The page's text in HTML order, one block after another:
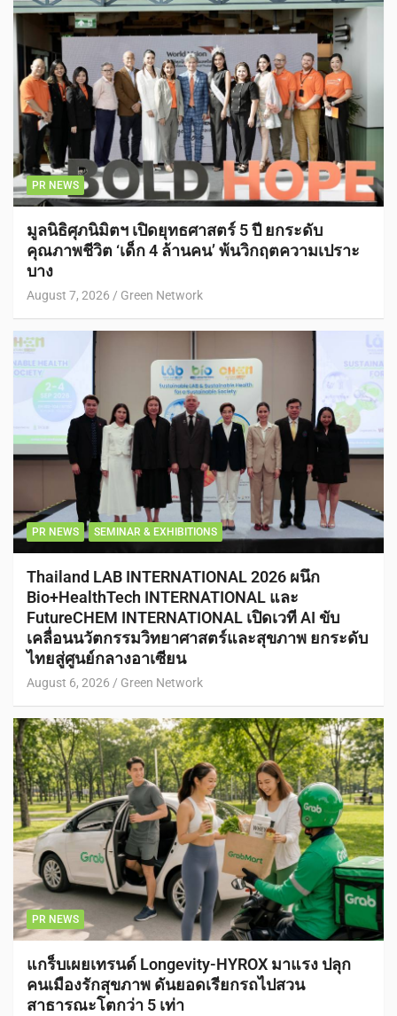
PR NEWS
มูลนิธิศุภนิมิตฯ เปิดยุทธศาสตร์ 5 ปี ยกระดับ
คุณภาพชีวิต ‘เด็ก 4 ล้านคน’ พ้นวิกฤตความเปราะ
บาง
August 7, 2026 Green Network
PR NEWS SEMINAR & EXHIBITIONS
Thailand LAB INTERNATIONAL 2026 ผนึก
Bio+HealthTech INTERNATIONAL และ
FutureCHEM INTERNATIONAL เปิดเวที AI ขับ
เคลื่อนนวัตกรรมวิทยาศาสตร์และสุขภาพ ยกระดับ
ไทยสู่ศูนย์กลางอาเซียน
August 6, 2026 Green Network
PR NEWS
แกร็บเผยเทรนด์ Longevity-HYROX มาแรง ปลุก
คนเมืองรักสุขภาพ ดันยอดเรียกรถไปสวน
สาธารณะโตกว่า 5 เท่า